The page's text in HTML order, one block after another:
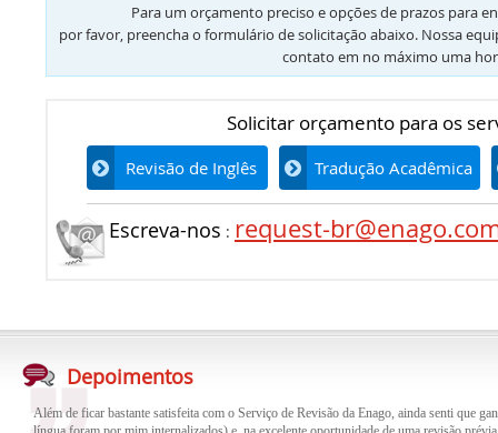
Para um orçamento preciso e opções de prazos para
por favor, preencha o formulário de solicitação abaixo. Nossa
contato em no máximo uma
Solicitar orçamento para os
Revisão de Inglês Tradução Acadêmica
Escreva-nos : request-
Depoimentos
Além de ficar bastante satisfeita com o Serviço de Revisão da Enago, ainda senti que
língua foram por mim internalizados) e, na excelente oportunidade de uma revisão
fica necessariamente mais concisa e objetiva). Recomendo fortemente os serviços
procedimentos (pagamento e confidencialidade), além da recomendação da